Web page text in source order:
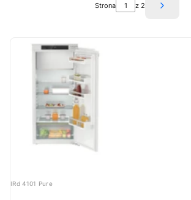
Strona z 2
Kod produktu
IRd 4101 Pure